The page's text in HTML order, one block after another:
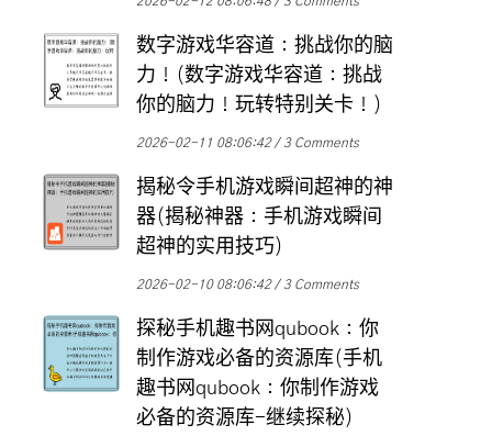
数字游戏华容道：挑战你的脑
力！(数字游戏华容道：挑战
你的脑力！玩转特别关卡！)
2026-02-11 08:06:42 3 Comments
揭秘令手机游戏瞬间超神的神
器(揭秘神器：手机游戏瞬间
超神的实用技巧)
2026-02-10 08:06:42 3 Comments
探秘手机趣书网qubook：你
制作游戏必备的资源库(手机
趣书网qubook：你制作游戏
必备的资源库-继续探秘)